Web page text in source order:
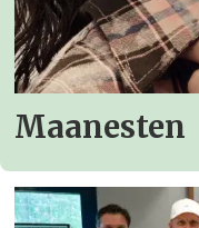
Maanesten